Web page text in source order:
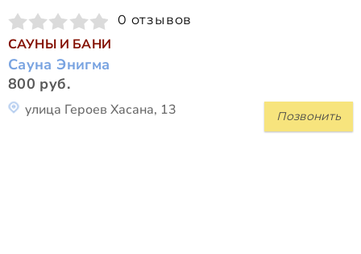
0 отзывов
САУНЫ И БАНИ
Сауна Энигма
800 руб.
Позвонить
улица Героев Хасана, 13